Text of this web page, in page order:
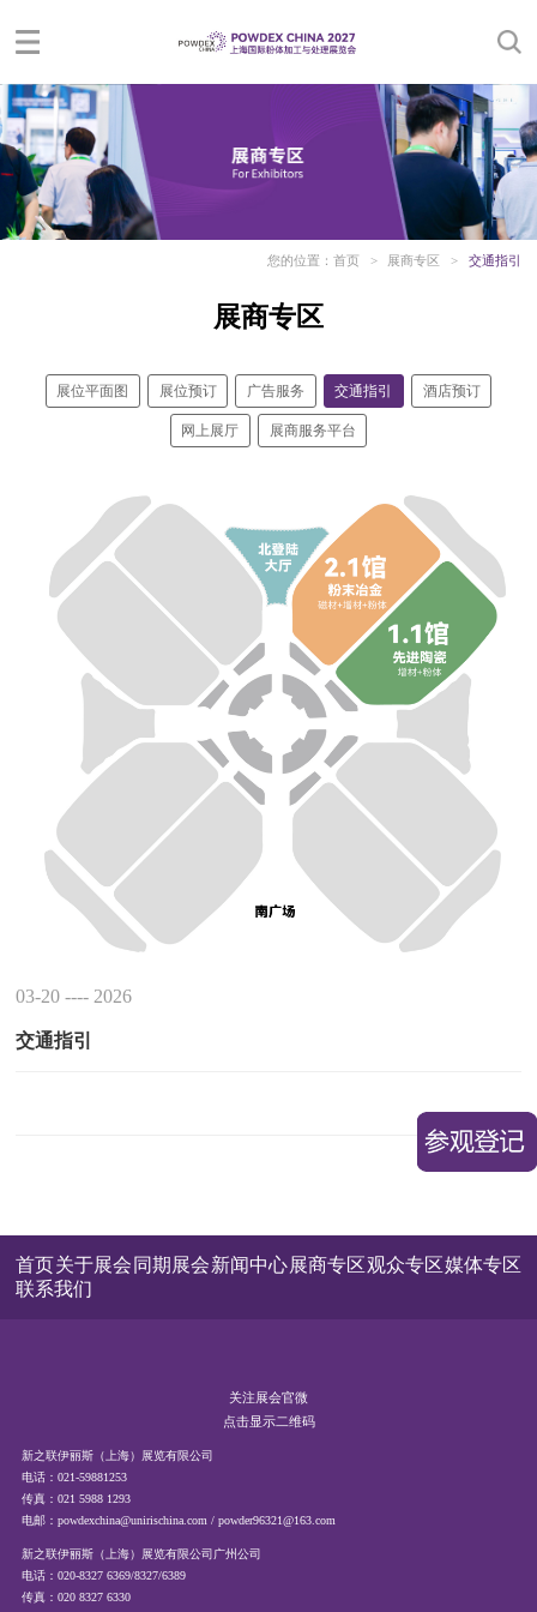
您的位置： 首页 > 展商专区 > 交通指引
展商专区
展位平面图 展位预订 广告服务 交通指引 酒店预订
网上展厅 展商服务平台
03-20 ---- 2026
交通指引
首页关于展会 同期展会新闻中心展商专区观众专区媒体专区
联系我们
关注展会官微
点击显示二维码
新之联伊丽斯（上海）展览有限公司
电话：021-59881253
传真：021 5988 1293
电邮：powdexchina@unirischina.com / powder96321@163.com
新之联伊丽斯（上海）展览有限公司广州公司
电话：020-8327 6369/8327/6389
传真：020 8327 6330